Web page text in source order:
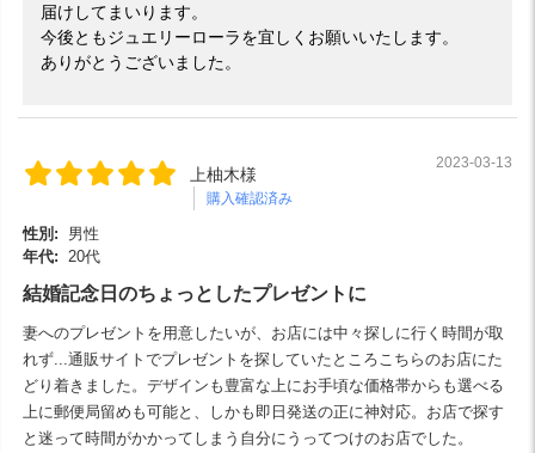
届けしてまいります。
今後ともジュエリーローラを宜しくお願いいたします。
ありがとうございました。
上柚木様
購入確認済み
2023-03-13
性別:
男性
年代:
20代
結婚記念日のちょっとしたプレゼントに
妻へのプレゼントを用意したいが、お店には中々探しに行く時間が取
れず...通販サイトでプレゼントを探していたところこちらのお店にた
どり着きました。デザインも豊富な上にお手頃な価格帯からも選べる
上に郵便局留めも可能と、しかも即日発送の正に神対応。お店で探す
と迷って時間がかかってしまう自分にうってつけのお店でした。